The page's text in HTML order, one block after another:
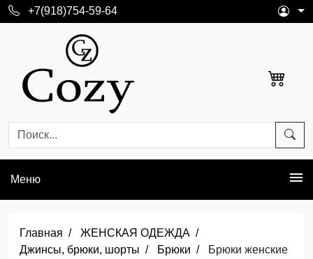
+7(918)754-59-64
Меню
Главная
ЖЕНСКАЯ ОДЕЖДА
Джинсы, брюки, шорты
Брюки Брюки женские